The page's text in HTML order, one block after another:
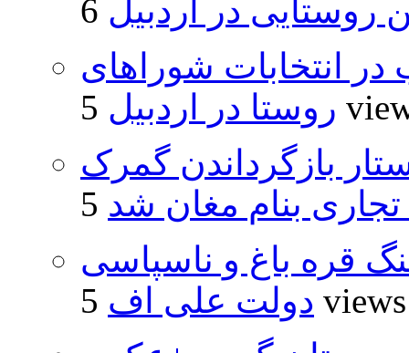
در اردبیل
۵۰۰۰ داوطلب در انتخابات شوراهای
روستا در اردبیل 5
بازگرداندن گمرک
تجاری بنام مغان شد
قره باغ و ناسپاسی
دولت علی اف 5 views